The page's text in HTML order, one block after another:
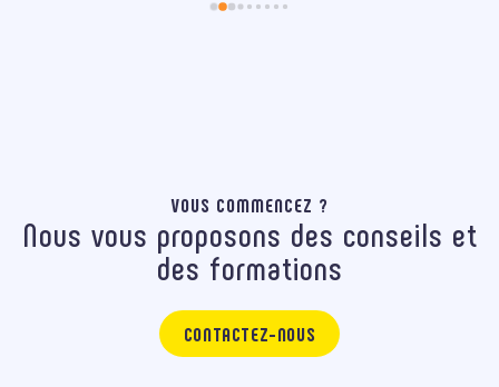
VOUS COMMENCEZ ?
Nous vous proposons des conseils et
des formations
CONTACTEZ-NOUS